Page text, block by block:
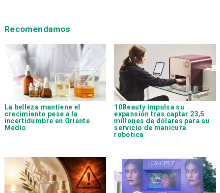
Recomendamos
La belleza mantiene el
crecimiento pese a la
incertidumbre en Oriente
Medio
10Beauty impulsa su
expansión tras captar 23,5
millones de dólares para su
servicio de manicura
robótica